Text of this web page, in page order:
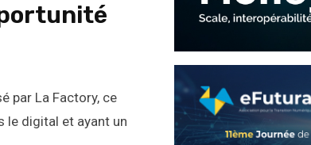
par La Factory, ce
le digital et ayant un